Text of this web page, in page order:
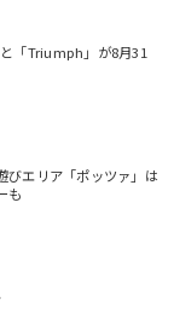
「Triumph」が8月31
びエリア「ポッツァ」は
も